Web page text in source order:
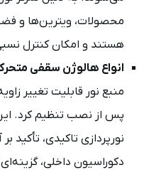
محصولات، ویترین‌ها و
هستند و امکان کنترل
انواع هالوژن‌ سقفی
منبع نور قابلیت تغییر
پس از نصب تنظیم کرد.
نورپردازی تاکیدی، تأکید
دکوراسیون داخلی،